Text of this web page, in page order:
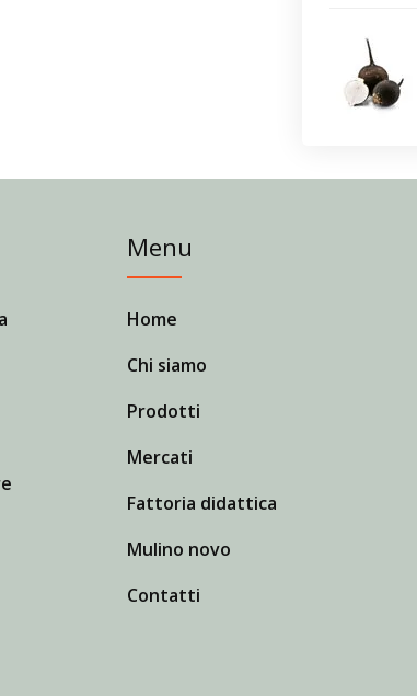
Menu
Home
Chi siamo
Prodotti
Mercati
Fattoria didattica
Mulino novo
Contatti